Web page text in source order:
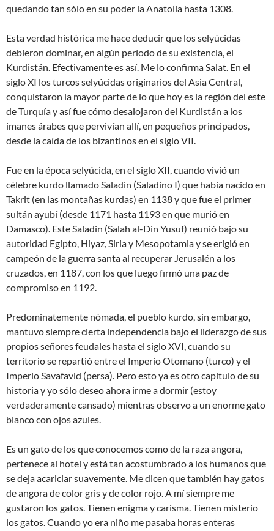
quedando tan sólo en su poder la Anatolia hasta 1308.
Esta verdad histórica me hace deducir que los selyúcidas
debieron dominar, en algún período de su existencia, el
Kurdistán. Efectivamente es así. Me lo confirma Salat. En el
siglo XI los turcos selyúcidas originarios del Asia Central,
conquistaron la mayor parte de lo que hoy es la región del este
de Turquía y así fue cómo desalojaron del Kurdistán a los
imanes árabes que pervivían allí, en pequeños principados,
desde la caída de los bizantinos en el siglo VII.
Fue en la época selyúcida, en el siglo XII, cuando vivió un
célebre kurdo llamado Saladin (Saladino I) que había nacido en
Takrit (en las montañas kurdas) en 1138 y que fue el primer
sultán ayubí (desde 1171 hasta 1193 en que murió en
Damasco). Este Saladin (Salah al-Din Yusuf) reunió bajo su
autoridad Egipto, Hiyaz, Siria y Mesopotamia y se erigió en
campeón de la guerra santa al recuperar Jerusalén a los
cruzados, en 1187, con los que luego firmó una paz de
compromiso en 1192.
Predominatemente nómada, el pueblo kurdo, sin embargo,
mantuvo siempre cierta independencia bajo el liderazgo de sus
propios señores feudales hasta el siglo XVI, cuando su
territorio se repartió entre el Imperio Otomano (turco) y el
Imperio Savafavid (persa). Pero esto ya es otro capítulo de su
historia y yo sólo deseo ahora irme a dormir (estoy
verdaderamente cansado) mientras observo a un enorme gato
blanco con ojos azules.
Es un gato de los que conocemos como de la raza angora,
pertenece al hotel y está tan acostumbrado a los humanos que
se deja acariciar suavemente. Me dicen que también hay gatos
de angora de color gris y de color rojo. A mí siempre me
gustaron los gatos. Tienen enigma y carisma. Tienen misterio
los gatos. Cuando yo era niño me pasaba horas enteras